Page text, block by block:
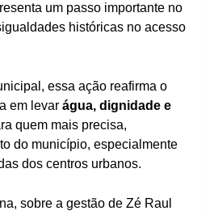
um passo importante no
históricas no acesso
essa ação reafirma o
em levar água, dignidade e
quem mais precisa,
do município, especialmente
dos centros urbanos.
sobre a gestão de Zé Raul